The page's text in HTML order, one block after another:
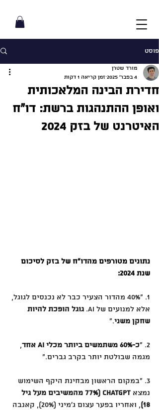
פוסט
חדירת הבינה המלאכותית
ואופן ההתנהגות ברשת: דו״ח
האיטרנט של בזק 2024
מורד שטרן
4 בפבר׳ 2025
זמן קריאה 1 דקות
נתונים מטורפים מהדו״ח של בזק לסיכום
שנת 2024:
1. ״40% מהדור הצעיר כבר לא נכנסים לגוגל,
אלא למנועים של AI.
גוגל הופכת להיות
שחקן משני.״
2. ״ כ-60% משתמשים ביותר מכלי AI אחד
,
מגמה שבולטת יותר בקרב גברים.״
3. ״במקום הראשון מבחינת היקף השימוש
נמצא
chatGPT (77% מהמשיבים מעל גיל
18)
, ואחריו בפער עצום ג'מיני (20%), קאנבה